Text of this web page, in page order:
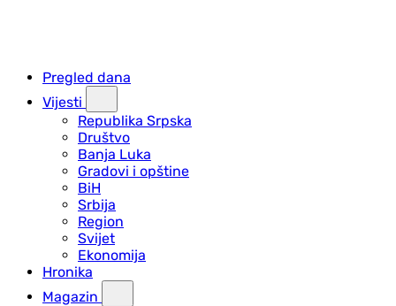
Pregled dana
Vijesti
Republika Srpska
Društvo
Banja Luka
Gradovi i opštine
BiH
Srbija
Region
Svijet
Ekonomija
Hronika
Magazin